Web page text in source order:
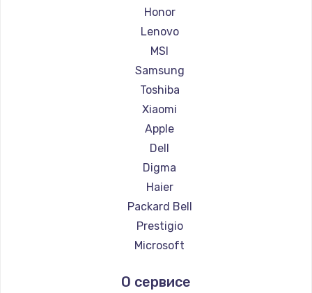
Ремонт ноутбуков Getac
Ремонт ноутбуков Epson
Ремонт ноутбуков Philips
Ремонт ноутбуков LG
Ремонт ноутбуков Panasonic
Ремонт ноутбуков Irbis
Ремонт ноутбуков Thunderobot
Ремонт ноутбуков Hasee
Ремонт ноутбуков ZTE
Ремонт ноутбуков Hiper
Ремонт ноутбуков Evga
Ремонт ноутбуков Google
Ремонт ноутбуков Echips
Ремонт ноутбуков Predator
Honor
Lenovo
MSI
Samsung
Toshiba
Xiaomi
Apple
Dell
Digma
Haier
Packard Bell
Prestigio
Microsoft
Aquarius
О сервисе